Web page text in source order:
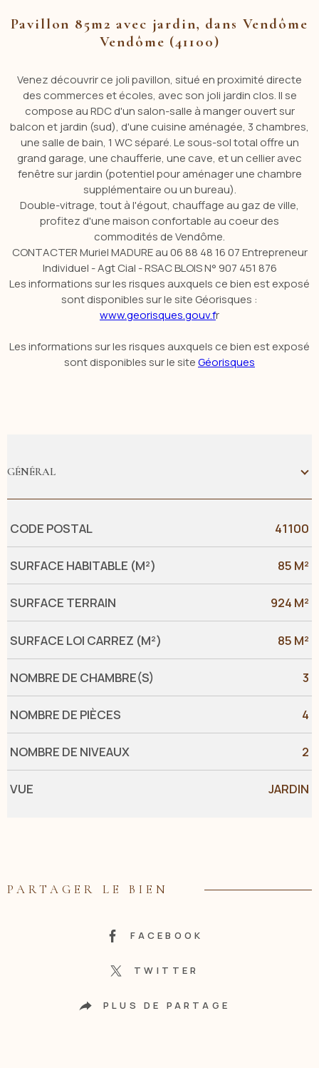
Pavillon 85m2 avec jardin, dans Vendôme
Vendôme (41100)
Venez découvrir ce joli pavillon, situé en proximité directe
des commerces et écoles, avec son joli jardin clos. Il se
compose au RDC d'un salon-salle à manger ouvert sur
balcon et jardin (sud), d'une cuisine aménagée, 3 chambres,
une salle de bain, 1 WC séparé. Le sous-sol total offre un
grand garage, une chaufferie, une cave, et un cellier avec
fenêtre sur jardin (potentiel pour aménager une chambre
supplémentaire ou un bureau).
Double-vitrage, tout à l'égout, chauffage au gaz de ville,
profitez d'une maison confortable au coeur des
commodités de Vendôme.
CONTACTER Muriel MADURE au 06 88 48 16 07 Entrepreneur
Individuel - Agt Cial - RSAC BLOIS N° 907 451 876
Les informations sur les risques auxquels ce bien est exposé
sont disponibles sur le site Géorisques :
www.georisques.gouv.fr
Les informations sur les risques auxquels ce bien est exposé
sont disponibles sur le siteGéorisques
GÉNÉRAL
Caractérisque Valeurs
CODE POSTAL 41100
SURFACE HABITABLE (M²) 85 M²
SURFACE TERRAIN 924 M²
SURFACE LOI CARREZ (M²) 85 M²
NOMBRE DE CHAMBRE(S) 3
NOMBRE DE PIÈCES 4
NOMBRE DE NIVEAUX 2
VUE JARDIN
PARTAGER LE BIEN
FACEBOOK
TWITTER
PLUS DE PARTAGE